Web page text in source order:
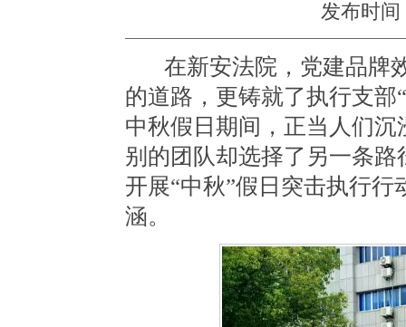
发布时间
在新安法院，党建品牌
的道路，更铸就了执行支部
中秋假日期间 ，正当人们
别的团队却选择了另一条路
开展“中秋”假日突击执行行
涵。